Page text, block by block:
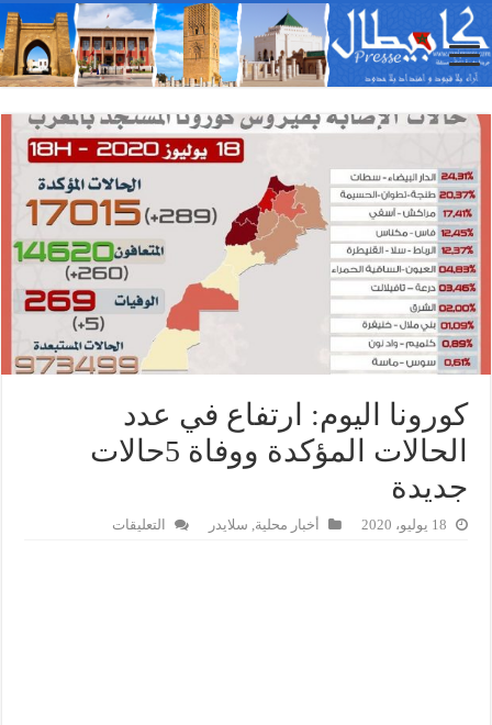
كورونا اليوم: ارتفاع في عدد
الحالات المؤكدة ووفاة 5حالات
جديدة
18 يوليو، 2020 أخبار محلية, سلايدر التعليقات